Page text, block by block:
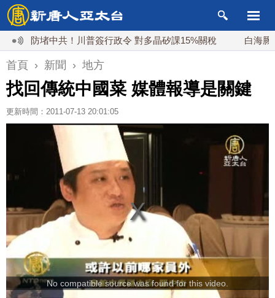
防堵中共！川普簽行政令 對多晶矽課15%關稅 白海豚颱風最
首頁 › 新聞 › 地方
找回傳統中國菜 媒體報導是關鍵
更新時間：2011-07-13 20:01:05
No compatible source was found for this video.